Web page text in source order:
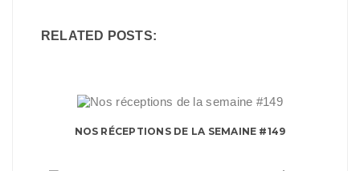
RELATED POSTS:
NOS RÉCEPTIONS DE LA SEMAINE #149